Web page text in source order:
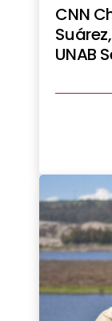
CNN
UNAB